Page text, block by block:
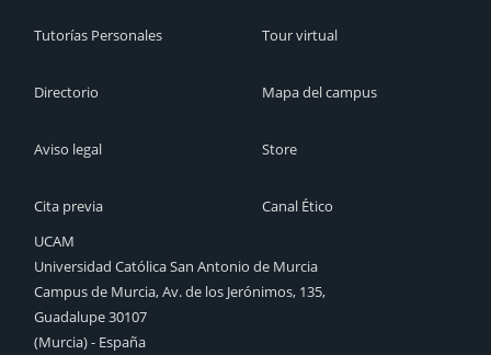
Tutorías Personales
Directorio
Aviso legal
Cita previa
Tour virtual
Mapa del campus
Store
Canal Ético
UCAM
Universidad Católica San Antonio de Murcia
Campus de Murcia, Av. de los Jerónimos, 135,
Guadalupe 30107
(Murcia) - España